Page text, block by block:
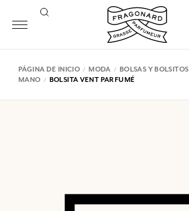
PÁGINA DE INICIO MODA BOLSAS Y BOLSITOS
MANO
BOLSITA VENT PARFUMÉ